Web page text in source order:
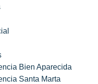
Bien Aparecida
Santa Marta